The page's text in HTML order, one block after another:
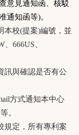
意見通知函、核駁
通知函等)。
本校(提案)編號，並
666US、
訊與確認是否有公
方式通知本中心
。
規定，所有專利案